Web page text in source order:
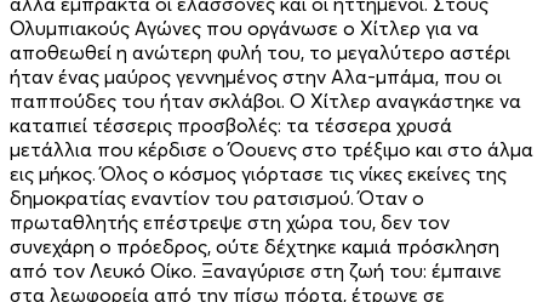
Ολυμπιακούς Αγώνες που οργάνωσε ο Χίτλερ για να
αποθεωθεί η ανώτερη φυλή του, το μεγαλύτερο αστέρι
ήταν ένας μαύρος γεννημένος στην Αλα-μπάμα, που οι
παππούδες του ήταν σκλάβοι. Ο Χίτλερ αναγκάστηκε να
καταπιεί τέσσερις προσβολές: τα τέσσερα χρυσά
μετάλλια που κέρδισε ο Όουενς στο τρέξιμο και στο άλμα
εις μήκος. Όλος ο κόσμος γιόρτασε τις νίκες εκείνες της
δημοκρατίας εναντίον του ρατσισμού. Όταν ο
πρωταθλητής επέστρεψε στη χώρα του, δεν τον
συνεχάρη ο πρόεδρος, ούτε δέχτηκε καμιά πρόσκληση
από τον Λευκό Οίκο. Ξαναγύρισε στη ζωή του: έμπαινε
στα λεωφορεία από την πίσω πόρτα, έτρωγε σε